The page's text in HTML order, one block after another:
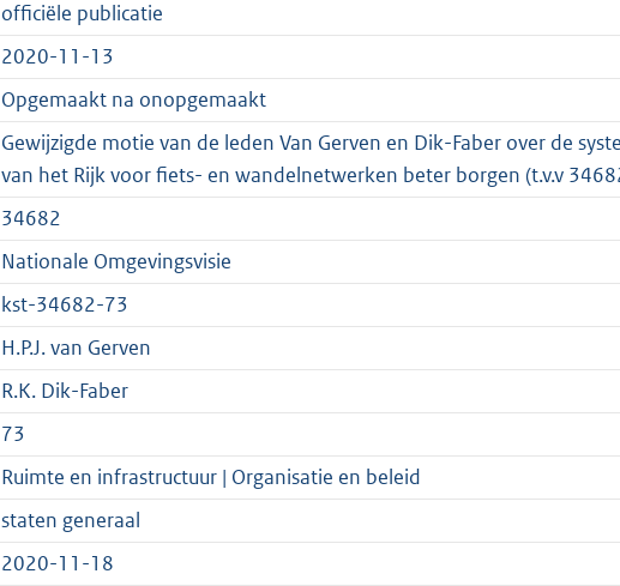
d
s
g
r
o
o
t
e
:
2
K
b
n
d
s
g
r
o
t
t
e
:
2
K
officiële publicatie
2020-11-13
Opgemaakt na onopgemaakt
Gewijzigde motie van de leden Van Gerven en Dik-Faber over de
van het Rijk voor fiets- en wandelnetwerken beter borgen (t.v.v
34682
Nationale Omgevingsvisie
kst-34682-73
H.P.J. van Gerven
R.K. Dik-Faber
73
Ruimte en infrastructuur | Organisatie en beleid
staten generaal
2020-11-18